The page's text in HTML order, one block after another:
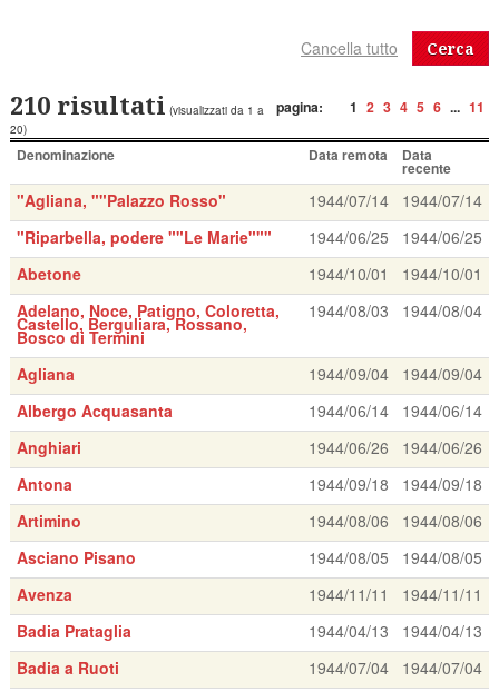
Cerca
pagina: 1 2 3 4 5 6 ... 11
210 risultati (visualizzati da 1 a
20)
Denominazione Data remota Data
recente
"Agliana, ""Palazzo Rosso" 1944/07/14
1944/07/14
"Riparbella, podere ""Le Marie"""
1944/06/25
1944/06/25
Abetone
1944/10/01
1944/10/01
Adelano, Noce, Patigno, Coloretta,
Castello, Berguliara, Rossano,
Bosco di Termini
1944/08/03 1944/08/04
Agliana 1944/09/04
1944/09/04
Albergo Acquasanta
1944/06/14
1944/06/14
Anghiari
1944/06/26
1944/06/26
Antona
1944/09/18
1944/09/18
Artimino
1944/08/06
1944/08/06
Asciano Pisano
1944/08/05
1944/08/05
Avenza
1944/11/11
1944/11/11
Badia Prataglia
1944/04/13
1944/04/13
Badia a Ruoti
1944/07/04
1944/07/04